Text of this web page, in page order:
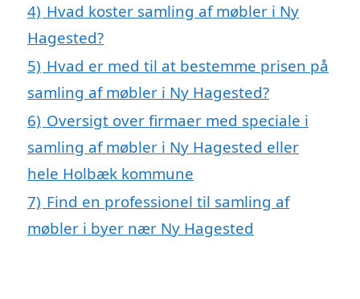
4) Hvad koster samling af møbler i Ny
Hagested?
5) Hvad er med til at bestemme prisen på
samling af møbler i Ny Hagested?
6) Oversigt over firmaer med speciale i
samling af møbler i Ny Hagested eller
hele Holbæk kommune
7) Find en professionel til samling af
møbler i byer nær Ny Hagested